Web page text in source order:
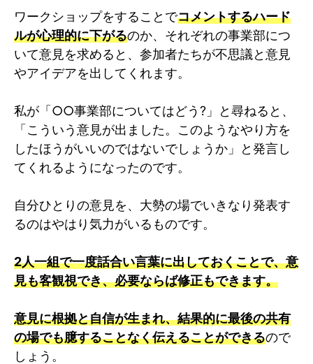
ワークショップをすることでコメントするハード
ルが心理的に下がるのか、それぞれの事業部につ
いて意見を求めると、参加者たちが不思議と意見
やアイデアを出してくれます。
私が「○○事業部についてはどう?」と尋ねると、
「こういう意見が出ました。このようなやり方を
したほうがいいのではないでしょうか」と発言し
てくれるようになったのです。
自分ひとりの意見を、大勢の場でいきなり発表す
るのはやはり気力がいるものです。
2人一組で一度話合い言葉に出しておくことで、意
見も客観視でき、必要ならば修正もできます。
意見に根拠と自信が生まれ、結果的に最後の共有
の場でも臆することなく伝えることができるので
しょう。